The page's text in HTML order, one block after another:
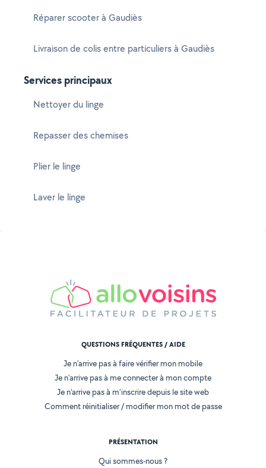
Réparer scooter à Gaudiès
Livraison de colis entre particuliers à Gaudiès
Services principaux
Nettoyer du linge
Repasser des chemises
Plier le linge
Laver le linge
QUESTIONS FRÉQUENTES / AIDE
Je n'arrive pas à faire vérifier mon mobile
Je n'arrive pas à me connecter à mon compte
Je n'arrive pas à m'inscrire depuis le site web
Comment réinitialiser / modifier mon mot de passe
PRÉSENTATION
Qui sommes-nous ?